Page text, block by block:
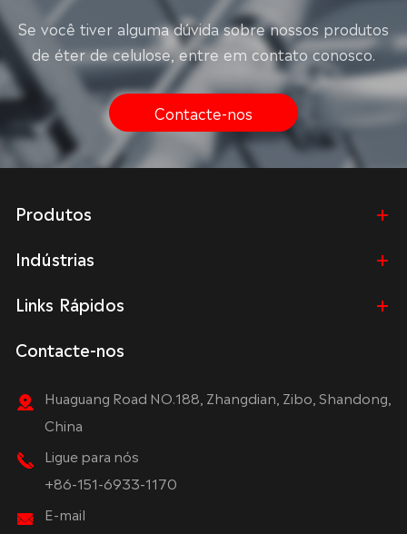
Se você tiver alguma dúvida sobre nossos produtos
de éter de celulose, entre em contato conosco.
Contacte-nos
Produtos
Indústrias
Links Rápidos
Contacte-nos
Huaguang Road NO.188, Zhangdian, Zibo, Shandong,
China
Ligue para nós
+86-151-6933-1170
E-mail